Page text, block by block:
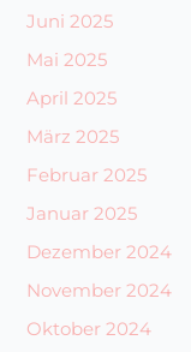
Juni 2025
Mai 2025
April 2025
März 2025
Februar 2025
Januar 2025
Dezember 2024
November 2024
Oktober 2024